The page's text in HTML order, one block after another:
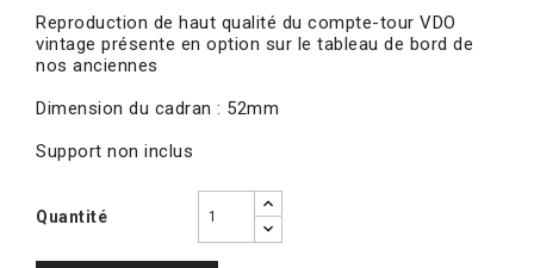
Reproduction de haut qualité du compte-tour VDO
vintage présente en option sur le tableau de bord de
nos anciennes
Dimension du cadran : 52mm
Support non inclus
Quantité